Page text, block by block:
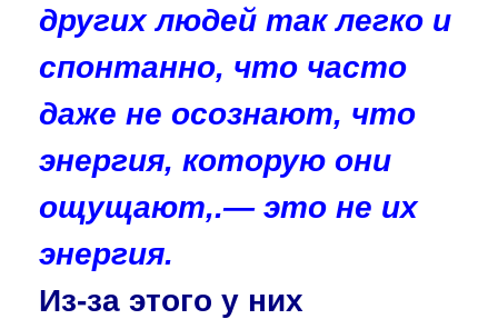
других людей так легко и
спонтанно, что часто
даже не осознают, что
энергия, которую они
ощущают,.— это не их
энергия.
Из-за этого у них